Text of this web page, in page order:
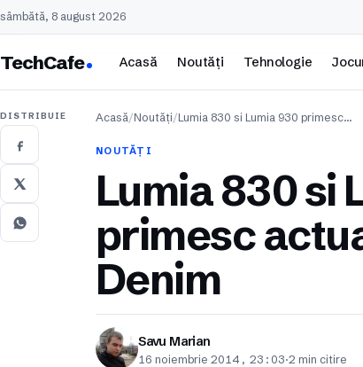
sâmbătă, 8 august 2026
TechCafe Acasă Noutăți Tehnologie
DISTRIBUIE Acasă/Noutăți/Lumia 830 si Lumia 930 primesc…
NOUTĂȚI
Lumia 830 si
primesc
Denim
Savu Marian
16 noiembrie 2014, 23:03·2 min citire